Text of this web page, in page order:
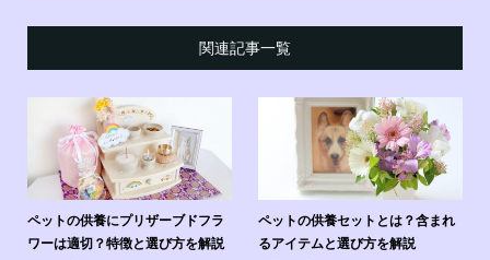
関連記事一覧
ペットの供養にプリザーブドフラ
ワーは適切？特徴と選び方を解説
ペットの供養セットとは？含まれ
るアイテムと選び方を解説